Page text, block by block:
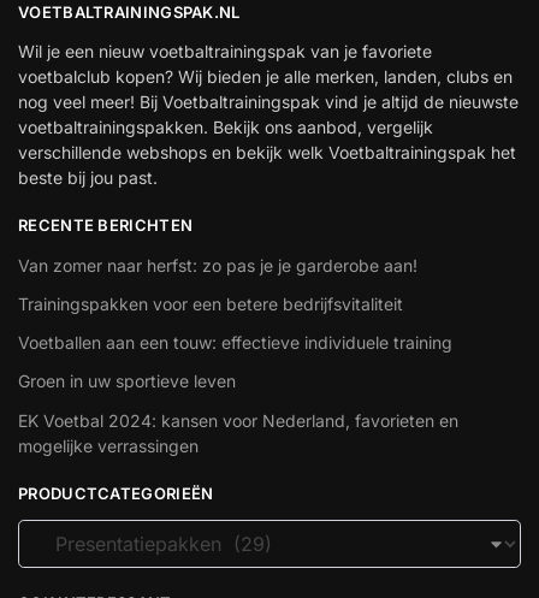
VOETBALTRAININGSPAK.NL
Wil je een nieuw voetbaltrainingspak van je favoriete
voetbalclub kopen? Wij bieden je alle merken, landen, clubs en
nog veel meer! Bij Voetbaltrainingspak vind je altijd de nieuwste
voetbaltrainingspakken. Bekijk ons aanbod, vergelijk
verschillende webshops en bekijk welk Voetbaltrainingspak het
beste bij jou past.
RECENTE BERICHTEN
Van zomer naar herfst: zo pas je je garderobe aan!
Trainingspakken voor een betere bedrijfsvitaliteit
Voetballen aan een touw: effectieve individuele training
Groen in uw sportieve leven
EK Voetbal 2024: kansen voor Nederland, favorieten en
mogelijke verrassingen
PRODUCTCATEGORIEËN